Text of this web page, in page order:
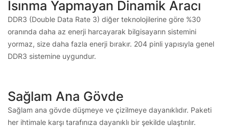
Isınma Yapmayan Dinamik Aracı
DDR3 (Double Data Rate 3) diğer teknolojilerine göre %30
oranında daha az enerji harcayarak bilgisayarın sistemini
yormaz, size daha fazla enerji bırakır. 204 pinli yapısıyla genel
DDR3 sistemine uygundur.
Sağlam Ana Gövde
Sağlam ana gövde düşmeye ve çizilmeye dayanıklıdır. Paketi
her ihtimale karşı tarafınıza dayanıklı bir şekilde ulaştırılır.